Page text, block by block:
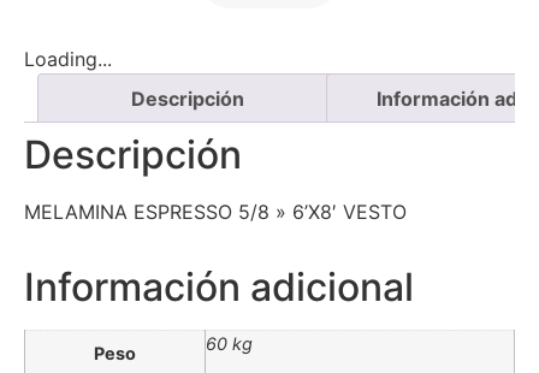
Loading...
Descripción
Información
Descripción
MELAMINA ESPRESSO 5/8 » 6’X8′ VESTO
Información adicional
Peso 60 kg